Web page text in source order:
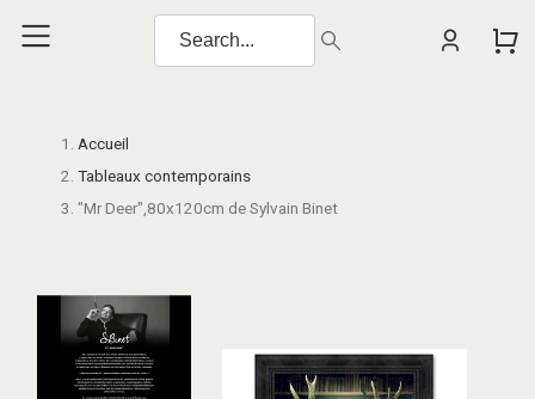
Accueil
Tableaux contemporains
"Mr Deer",80x120cm de Sylvain Binet